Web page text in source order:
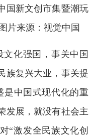
国新文创市集暨潮玩
片来源：视觉中国
文化强国，事关中国
族复兴大业，事关提
是中国式现代化的重
发展，就没有社会主
“激发全民族文化创